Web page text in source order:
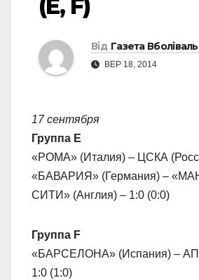
(E, F)
Від Газета
ВЕР 18, 2014
17 сентября
Группа Е
«РОМА» (Италия) – ЦСКА
«БАВАРИЯ» (Германия) –
СИТИ» (Англия) – 1:0 (0:0)
Группа F
«БАРСЕЛОНА» (Испания) –
1:0 (1:0)